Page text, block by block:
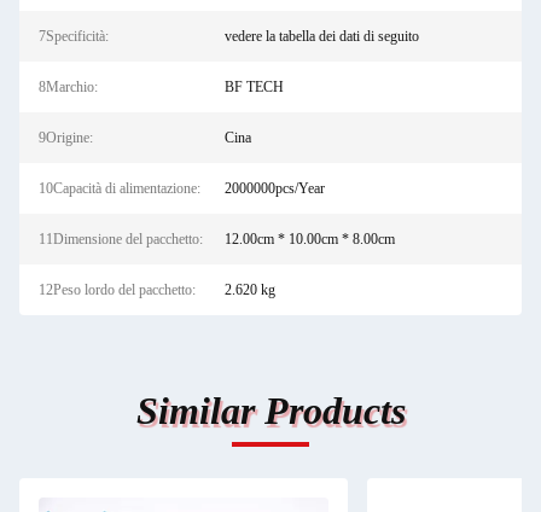
7Specificità: vedere la tabella dei dati di seguito
8Marchio: BF TECH
9Origine: Cina
10Capacità di alimentazione: 2000000pcs/Year
11Dimensione del pacchetto: 12.00cm * 10.00cm * 8.00cm
12Peso lordo del pacchetto: 2.620 kg
Similar Products